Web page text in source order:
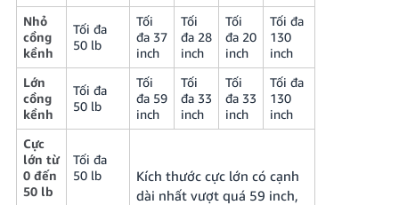
Nhỏ
cồng
kềnh
Tối đa
50 lb
Tối
đa 37
inch
Tối
đa 28
inch
Tối
đa 20
inch
Tối đa
130
inch
Lớn
cồng
kềnh
Tối đa
50 lb
Tối
đa 59
inch
Tối
đa 33
inch
Tối
đa 33
inch
Tối đa
130
inch
Cực
lớn từ
0 đến
50 lb
Tối đa
50 lb
Kích thước cực lớn có cạnh
dài nhất vượt quá 59 inch,